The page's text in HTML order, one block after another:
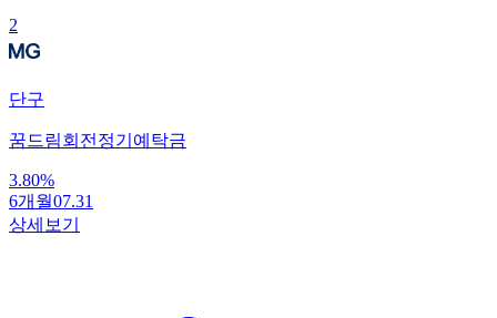
2
단구
꿈드림회전정기예탁금
3.80%
6개월07.31
상세보기